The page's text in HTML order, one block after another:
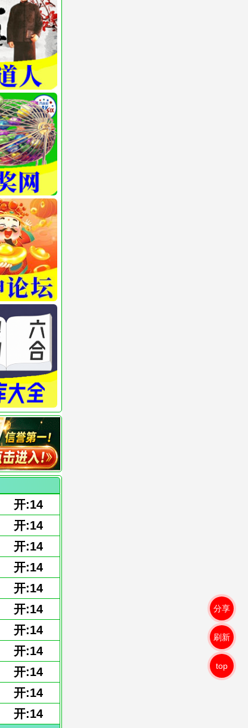
开:14
开:14
开:14
开:14
开:14
开:14
开:14
开:14
开:14
开:14
开:14
分享
刷新
top